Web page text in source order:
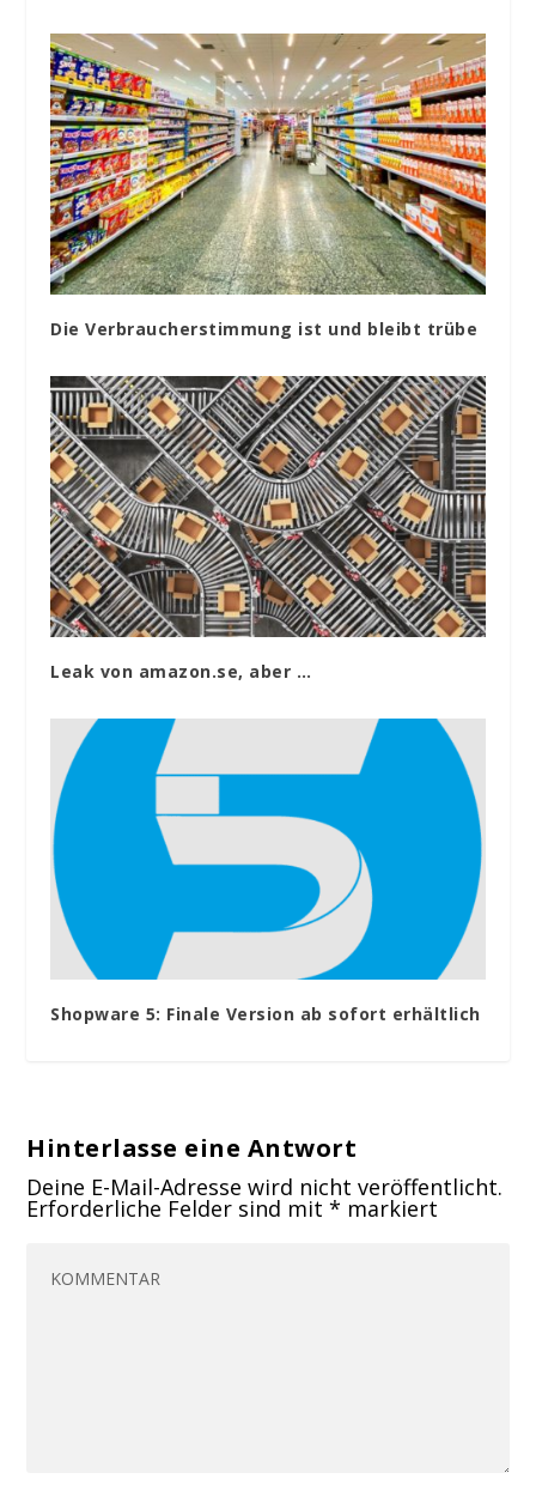
Die Verbraucherstimmung ist und bleibt trübe
Leak von amazon.se, aber …
Shopware 5: Finale Version ab sofort erhältlich
Hinterlasse eine Antwort
Deine E-Mail-Adresse wird nicht veröffentlicht.
Erforderliche Felder sind mit* markiert